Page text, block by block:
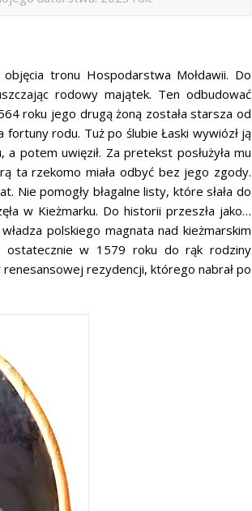
tronu Hospodarstwa Mołdawii. Do
rodowy majątek. Ten odbudować
roku jego drugą żoną została starsza od
rodu. Tuż po ślubie Łaski wywiózł ją
potem uwięził. Za pretekst posłużyła mu
ta rzekomo miała odbyć bez jego zgody.
Nie pomogły błagalne listy, które słała do
w Kieżmarku. Do historii przeszła jako…
polskiego magnata nad kieżmarskim
ostatecznie w 1579 roku do rąk rodziny
rezydencji, którego nabrał po